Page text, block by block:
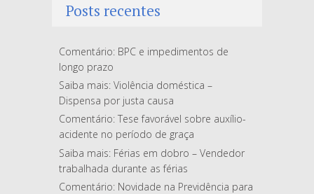
Posts recentes
Comentário: BPC e impedimentos de
longo prazo
Saiba mais: Violência doméstica –
Dispensa por justa causa
Comentário: Tese favorável sobre auxílio-
acidente no período de graça
Saiba mais: Férias em dobro – Vendedor
trabalhada durante as férias
Comentário: Novidade na Previdência para